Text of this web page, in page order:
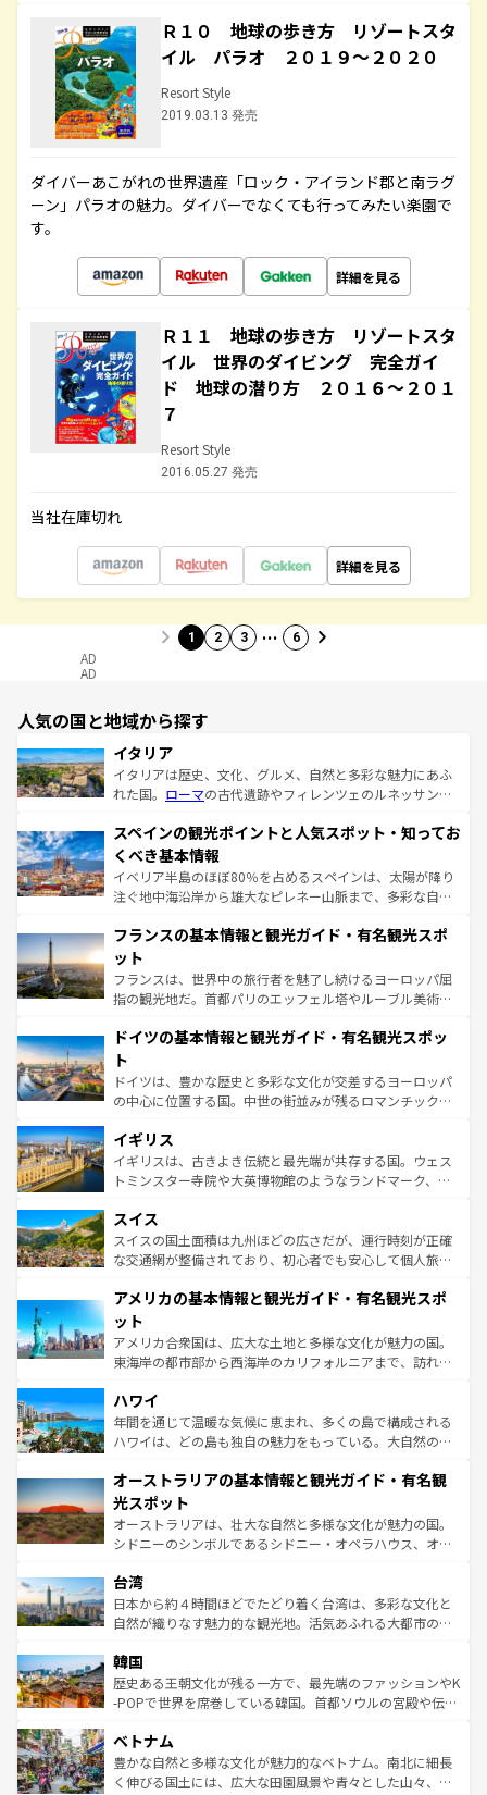
Ｒ１０ 地球の歩き方 リゾートスタ
イル パラオ ２０１９～２０２０
Resort Style
2019.03.13 発売
ダイバーあこがれの世界遺産「ロック・アイランド郡と南ラグ
ーン」パラオの魅力。ダイバーでなくても行ってみたい楽園で
す。
詳細を見る
Ｒ１１ 地球の歩き方 リゾートスタ
イル 世界のダイビング 完全ガイ
ド 地球の潜り方 ２０１６～２０１
７
Resort Style
2016.05.27 発売
当社在庫切れ
詳細を見る
1 2 3 … 6
AD
AD
人気の国と地域から探す
イタリア
イタリアは歴史、文化、グルメ、自然と多彩な魅力にあふ
れた国。 ローマの古代遺跡やフィレンツェのルネッサンス
ろん、トスカーナの美しい田園風景やアマルフィ海岸の絶
景など、自然景観も見逃せない。観光の合間には、本場の
ピザやパスタなど、絶品のイタリア料理を堪能することも
できる。朝目覚めてから夜眠るまで、すべての瞬間を楽し
なお、新着のイタリア情報はコンテンツ一覧を参照してほ
しい。
スペインの観光ポイントと人気スポット・知ってお
くべき基本情報
イベリア半島のほぼ80％を占めるスペインは、太陽が降り
注ぐ地中海沿岸から雄大なピレネー山脈まで、多彩な自然
文化が根付くこの国では、情熱的なフラメンコ、熱気あふ
れる闘牛、そして美味しいタパスが生活の一部となってい
る。首都マドリードの洗練された雰囲気や、バルセロナの
アートに溢れた街角から、地方では古代ローマ遺跡や中世
せる。地方によって風土や気候が異なるスペインはその個
ンテンツ一覧 を参照してほしい。
フランスの基本情報と観光ガイド・有名観光スポ
ット
フランスは、世界中の旅行者を魅了し続けるヨーロッパ屈
指の観光地だ。首都パリのエッフェル塔やルーブル美術館
で、幅広い魅力が詰まっている。華麗な宮殿、歴史的な大
聖堂、美しいビーチ、そして豊かな自然が、訪れる者を心
から魅了する。また、フランスは美食の国としても知ら
れ、フランス料理はユネスコ無形文化遺産にも登録されて
香り高いラベンダー畑など、多彩な楽しみ方が可能だ。さ
らに、パリ以外の地域にも魅力が溢れており、どの街角に
も豊かな歴史と文化が息づいている。パリ以外の個性あふ
を参照してほしい。
ドイツの基本情報と観光ガイド・有名観光スポッ
ト
ドイツは、豊かな歴史と多彩な文化が交差するヨーロッパ
の中心に位置する国。中世の街並みが残るロマンチック街
顔を持つこの国は、どこを歩いても飽きることがない。ベ
ルリンの文化的活気、バイエルン州のアルプスの絶景、そ
してライン川沿いのワイン畑といった風景は必見。ビール
は、お酒好きな人にはぜひ体験してほしい。 なお、新着の
ドイツ情報はコンテンツ一覧を参照してほしい。
イギリス
イギリスは、古きよき伝統と最先端が共存する国。ウェス
トミンスター寺院や大英博物館のようなランドマーク、歴
リアごとに異なる魅力がある。また、優雅なアフタヌーン
ティー、ビール好きにはたまらない英国パブ、サッカー観
戦など、本場だからこそできる体験も豊富。イギリスを旅
ンツ一覧を参照してほしい。
スイス
スイスの国土面積は九州ほどの広さだが、運行時刻が正確
な交通網が整備されており、初心者でも安心して個人旅行
の建物がそのまま残る町や、スイスならではのユニークな
博物館もあり、アルプス観光だけでなく町歩きも満喫する
ことができる。国民の所得が高いため物価も高いが、旅行
者向けの交通パス提供のサービスもあり、うまく活用すれ
着のスイス情報は
アメリカの基本情報と観光ガイド・有名観光スポ
ット
アメリカ合衆国は、広大な土地と多様な文化が魅力の国。
東海岸の都市部から西海岸のカリフォルニアまで、訪れる
のような巨大都市は、観光、ショッピング、エンターテイ
ンメントが詰まった刺激的なスポットだ。一方、アメリカ
西部には大自然が広がり、グランドキャニオンやイエロー
部のニューオーリンズでは、音楽と美食が融合した独特の
文化が魅力。旅行者はアメリカの各地域で異なる魅力を楽
しみながら、その多様性と豊かな歴史を感じることができ
るだろう。車でのロードトリップや列車の旅も、アメリカ
情報は
ハワイ
年間を通じて温暖な気候に恵まれ、多くの島で構成される
ハワイは、どの島も独自の魅力をもっている。大自然の神
ワイ島は見逃せない。また、定番の観光地といえばオアフ
島だが、静かな自然を求めるならマウイ島やカウアイ島が
おすすめ。エメラルドグリーンに輝く海をはじめ、豊かな
文化や歴史が息づいている。「アロハスピリット」と呼ば
人々、おいしいローカルフードやハワイアンミュージッ
ク、伝統的なフラダンスなど、すべてがハワイの魅力を彩
っている。訪れるたびに新しい発見と感動が待っているハ
はコンテンツ一覧
オーストラリアの基本情報と観光ガイド・有名観
光スポット
オーストラリアは、壮大な自然と多様な文化が魅力の国。
シドニーのシンボルであるシドニー・オペラハウス、オー
リアリーフや大陸中央部にそびえるウルル（エアーズロッ
ク）、タスマニアの美しい原生林やケアンズの熱帯雨林な
ど、見どころがたくさん。また、カフェやワイン、オージ
いる。アクティビティも充実しており、サーフィンやダイ
ビング、ハイキングなど、アウトドア好きにはたまらな
い。オーストラリアの多彩な魅力を存分に味わいつくそ
参照してほしい。
台湾
日本から約４時間ほどでたどり着く台湾は、多彩な文化と
自然が織りなす魅力的な観光地。活気あふれる大都市の台
ン）、静ひつな山岳地帯である台湾東部など、都市の喧騒
と山間の静けさが共存しており、訪れる人に新しい発見と
驚きをもたらしてくれる。また、奥深い台湾の食文化も魅
容にもいいと評判のスイーツなど、バラエティ豊かな料理
が味わえる。 なお、新着の台湾情報は コンテンツ一覧を参
照してほしい。
韓国
歴史ある王朝文化が残る一方で、最先端のファッションやK
-POPで世界を席巻している韓国。首都ソウルの宮殿や伝統
き、地方に足を延ばせば四季折々の自然美を楽しむことが
できる。そして、キムチや焼肉、絶品のストリートフード
まで、さまざまな韓国料理が待っている。夜には、韓国な
ベトナム
豊かな自然と多様な文化が魅力的なベトナム。南北に細長
く伸びる国土には、広大な田園風景や青々とした山々、世